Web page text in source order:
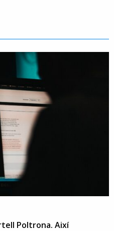
Poltrona. Així